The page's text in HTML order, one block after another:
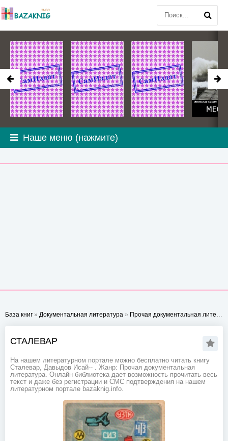
Наше меню (нажмите)
База книг » Документальная литература » Прочая документальная литература
СТАЛЕВАР
На нашем литературном портале можно бесплатно читать книгу
Сталевар, Давыдов Исай-- . Жанр: Прочая документальная
литература. Онлайн библиотека дает возможность прочитать весь
текст и даже без регистрации и СМС подтверждения на нашем
литературном портале bazaknig.info.